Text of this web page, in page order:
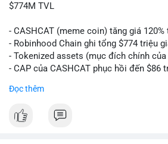
$774M TVL
- CASHCAT (meme coin) tăng giá 120%
- Robinhood Chain ghi tổng $774 triệu
- Tokenized assets (mục đích chính
- CAP của CASHCAT phục hồi đến $86
#binancesquare
$cashcat
Đọc thêm